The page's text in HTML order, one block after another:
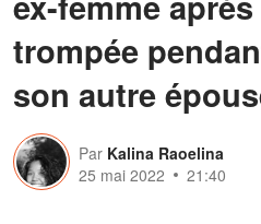
trompée
son autre
Par Kalina Raoelina
25 mai 2022
21:40